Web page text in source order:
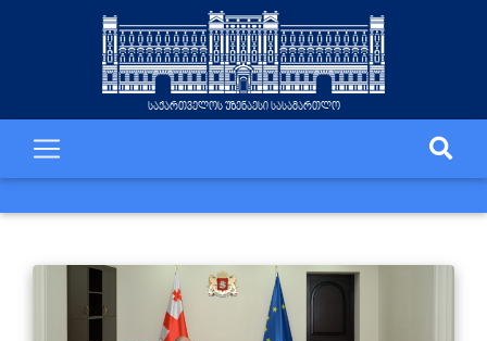
საქართველოს უზენაესი სასამართლო